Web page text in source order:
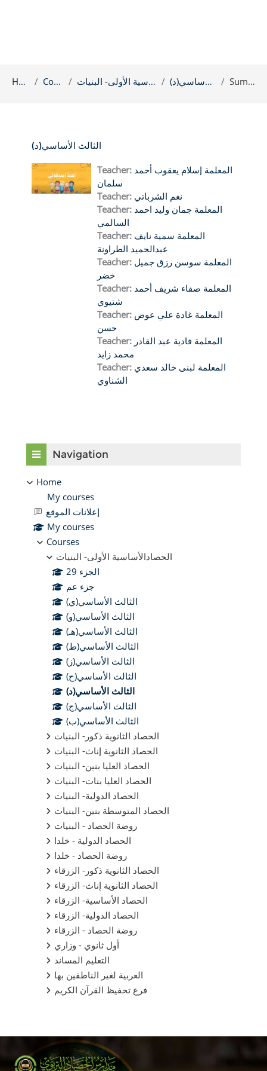
Home Courses الحصادالأساسية الأولى- البنيات الثالث الأساسي(د) Summary
الثالث الأساسي(د)
Teacher: المعلمة إسلام يعقوب أحمد
سلمان
Teacher: نغم الشرباتي
Teacher: المعلمة جمان وليد احمد
السالمي
Teacher: المعلمة سمية نايف
عبدالحميد الطراونة
Teacher: المعلمة سوسن رزق جميل
خضر
Teacher: المعلمة صفاء شريف أحمد
شتيوي
Teacher: المعلمة غادة علي عوض
حسن
Teacher: المعلمة فادية عبد القادر
محمد زايد
Teacher: المعلمة لبنى خالد سعدي
الشناوي
Blocks
Navigation
Home
My courses
إعلانات الموقع
My courses
Courses
الحصادالأساسية الأولى- البنيات
الجزء 29
جزء عم
الثالث الأساسي(ي)
الثالث الأساسي(و)
الثالث الأساسي(هـ)
الثالث الأساسي(ط)
الثالث الأساسي(ز)
الثالث الأساسي(ح)
الثالث الأساسي(د)
الثالث الأساسي(ج)
الثالث الأساسي(ب)
الحصاد الثانوية ذكور- البنيات
الحصاد الثانوية إناث- البنيات
الحصاد العليا بنين- البنيات
الحصاد العليا بنات- البنيات
الحصاد الدولية- البنيات
الحصاد المتوسطة بنين- البنيات
روضة الحصاد - البنيات
الحصاد الدولية - خلدا
روضة الحصاد - خلدا
الحصاد الثانوية ذكور- الزرقاء
الحصاد الثانوية إناث- الزرقاء
الحصاد الأساسية- الزرقاء
الحصاد الدولية- الزرقاء
روضة الحصاد - الزرقاء
أول ثانوي - وزاري
التعليم المساند
العربية لغير الناطقين بها
فرع تحفيظ القرآن الكريم
Supplementary blocks